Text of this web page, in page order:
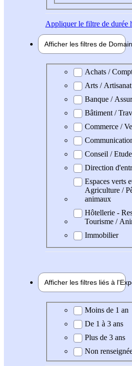
Appliquerle filtre de durée
Afficher les filtres de
Domaine professionel
Achats /
Arts /
Banque /
Bâtiment /
Commerce /
Conseil /
Direction
Espaces verts
Agriculture /
animaux
Hôtellerie -
Tourisme /
Immobilier
Afficher les filtres liés à l'
Expérience demandée
Moins de 1 an
De 1 à 3 ans
Plus de 3 ans
Non